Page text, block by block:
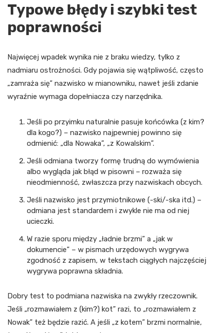
Typowe błędy i szybki test
poprawności
Najwięcej wpadek wynika nie z braku wiedzy, tylko z
nadmiaru ostrożności. Gdy pojawia się wątpliwość, często
„zamraża się” nazwisko w mianowniku, nawet jeśli zdanie
wyraźnie wymaga dopełniacza czy narzędnika.
Jeśli po przyimku naturalnie pasuje końcówka (z kim?
dla kogo?) – nazwisko najpewniej powinno się
odmienić: „dla Nowaka”, „z Kowalskim”.
Jeśli odmiana tworzy formę trudną do wymówienia
albo wygląda jak błąd w pisowni – rozważa się
nieodmienność, zwłaszcza przy nazwiskach obcych.
Jeśli nazwisko jest przymiotnikowe (-ski/-ska itd.) –
odmiana jest standardem i zwykle nie ma od niej
ucieczki.
W razie sporu między „ładnie brzmi” a „jak w
dokumencie” – w pismach urzędowych wygrywa
zgodność z zapisem, w tekstach ciągłych najczęściej
wygrywa poprawna składnia.
Dobry test to podmiana nazwiska na zwykły rzeczownik.
Jeśli „rozmawiałem z (kim?) kot” razi, to „rozmawiałem z
Nowak” też będzie razić. A jeśli „z kotem” brzmi normalnie,